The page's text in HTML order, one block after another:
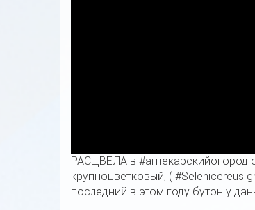
РАСЦВЕЛА в #аптекарскийогород
крупноцветковый, ( #Selenicereus
последний в этом году бутон у